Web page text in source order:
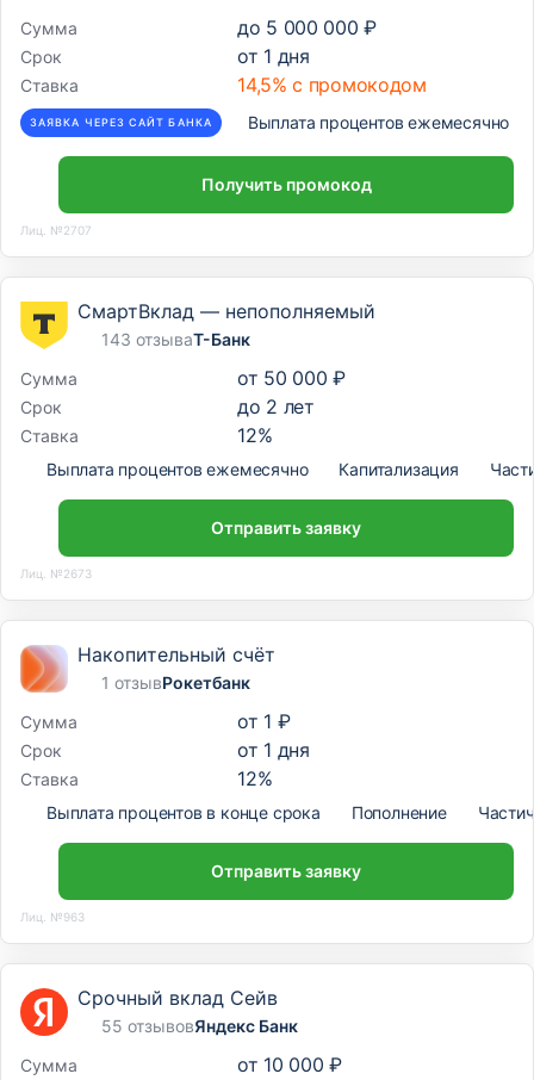
Сумма
до 5 000 000 ₽
Срок от 1 дня
Ставка 14,5% с промокодом
ЗАЯВКА ЧЕРЕЗ САЙТ БАНКА Выплата процентов ежемесячно
Получить промокод
Лиц. №2707
СмартВклад — непополняемый
143 отзываТ-Банк
Сумма
от 50 000 ₽
Срок до 2 лет
Ставка 12%
Выплата процентов ежемесячно Капитализация
Отправить заявку
Лиц. №2673
Накопительный счёт
1 отзывРокетбанк
Сумма
от 1 ₽
Срок от 1 дня
Ставка 12%
Выплата процентов в конце срока Пополнение
Отправить заявку
Лиц. №963
Срочный вклад Сейв
55 отзывовЯндекс Банк
Сумма
от 10 000 ₽